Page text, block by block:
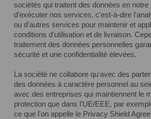
sociétés qui traitent des données en notre
d'exécuter nos services, c'est-à-dire
ou d'autres services pour maintenir et
conditions d'utilisation et de livraison.
traitement des données personnelles
sécurité et une confidentialité élevées.
La société ne collabore qu'avec des
des données à caractère personnel au
avec des entreprises qui maintiennent le
protection que dans l'UE/EEE, par
ce que l'on appelle le Privacy Shield